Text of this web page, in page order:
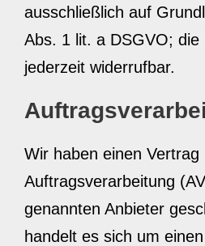
ausschließlich auf
Abs. 1 lit. a DSGVO; die
jederzeit widerrufbar.
Wir haben einen Vertrag
Auftragsverarbeitung
genannten Anbieter
handelt es sich um einen